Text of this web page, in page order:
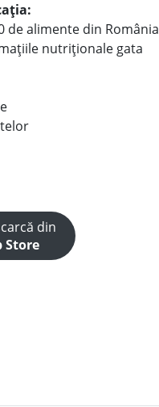
de alimente din România
nutriționale gata
din
Store